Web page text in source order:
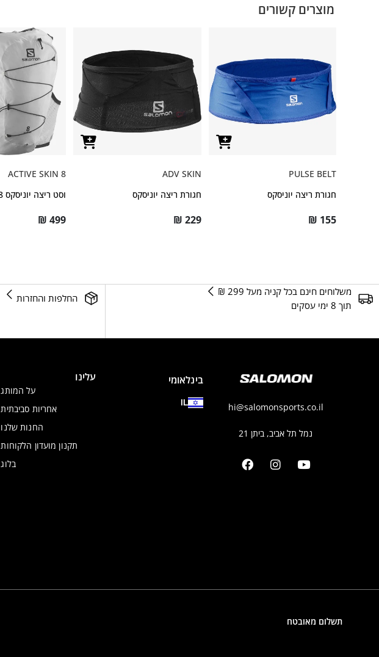
מוצרים קשורים
PULSE BELT
חגורת ריצה יוניסקס
₪ 155
ADV SKIN
חגורת ריצה יוניסקס
₪ 229
ACTIVE SKIN 8
וסט ריצה יוניסקס 8 ליטר
₪ 499
משלוחים חינם בכל קניה מעל 299 ₪
תוך 8 ימי עסקים
החלפות והחזרות
hi@salomonsports.co.il
נמל תל אביב, ביתן 21
בינלאומי
IL
עלינו
על המותג
אחריות סביבתית
החנות שלנו
תקנון מועדון הלקוחות
בלוג
תשלום מאובטח